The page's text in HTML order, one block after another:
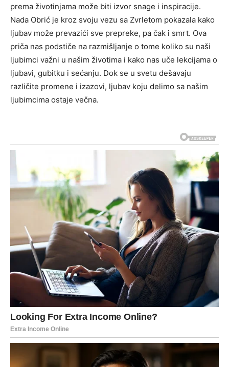
prema životinjama može biti izvor snage i inspiracije.
Nada Obrić je kroz svoju vezu sa Zvrletom pokazala kako
ljubav može prevazići sve prepreke, pa čak i smrt. Ova
priča nas podstiče na razmišljanje o tome koliko su naši
ljubimci važni u našim životima i kako nas uče lekcijama o
ljubavi, gubitku i sećanju. Dok se u svetu dešavaju
različite promene i izazovi, ljubav koju delimo sa našim
ljubimcima ostaje večna.